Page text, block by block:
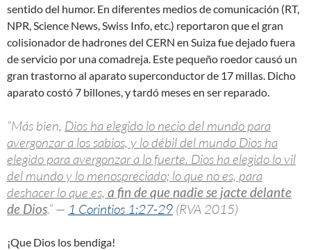
sentido del humor. En diferentes medios de comunicación (RT,
NPR, Science News, Swiss Info, etc.) reportaron que el gran
colisionador de hadrones del CERN en Suiza fue dejado fuera
de servicio por una comadreja. Este pequeño roedor causó un
gran trastorno al aparato superconductor de 17 millas. Dicho
aparato costó 7 billones, y tardó meses en ser reparado.
“Más bien, Dios ha elegido lo necio del mundo para
avergonzar a los sabios, y lo débil del mundo Dios ha
elegido para avergonzar a lo fuerte. Dios ha elegido lo vil
del mundo y lo menospreciado; lo que no es, para
deshacer lo que es, a fin de que nadie se jacte delante
de Dios.” — 1 Corintios 1:27-29 (RVA 2015)
¡Que Dios los bendiga!